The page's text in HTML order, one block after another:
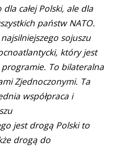
całej Polski, ale dla
państw NATO.
sojuszu
który jest
To bilateralna
Zjednoczonymi. Ta
współpraca i
jest drogą Polski to
drogą do